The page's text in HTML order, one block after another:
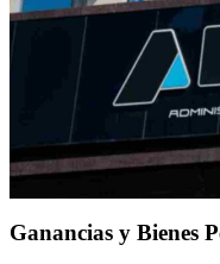
Ganancias y Bienes